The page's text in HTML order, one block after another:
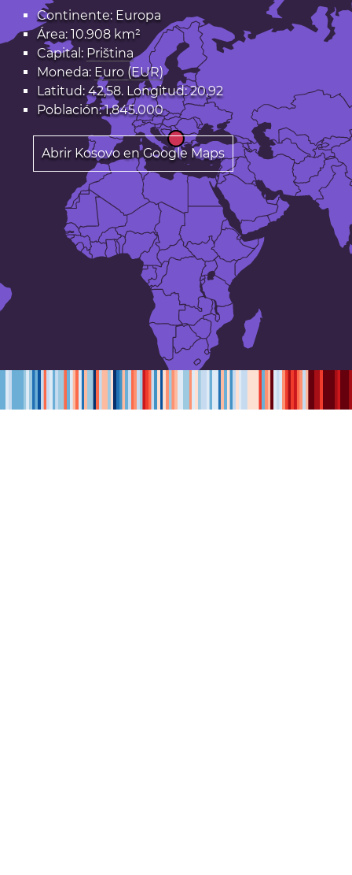
Continente: Europa
Área: 10.908 km²
Capital: Priština
Moneda: Euro (EUR)
Latitud: 42,58. Longitud: 20,92
Población: 1.845.000
Abrir Kosovo en Google Maps